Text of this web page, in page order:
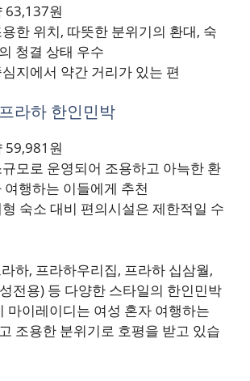
63,137원
한 위치, 따뜻한 분위기의 환대, 숙
청결 상태 우수
지에서 약간 거리가 있는 편
라하 한인민박
59,981원
모로 운영되어 조용하고 아늑한 환
여행하는 이들에게 추천
숙소 대비 편의시설은 제한적일 수
하, 프라하우리집, 프라하 십삼월,
전용) 등 다양한 스타일의 한인민박
마이레이디는 여성 혼자 여행하는
조용한 분위기로 호평을 받고 있습